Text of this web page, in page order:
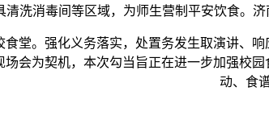
清洗消毒间等区域，为师生营制平安饮食。
。强化义务落实，处置务发生取演讲、响
会为契机，本次勾当旨正在进一步加强校
动、食